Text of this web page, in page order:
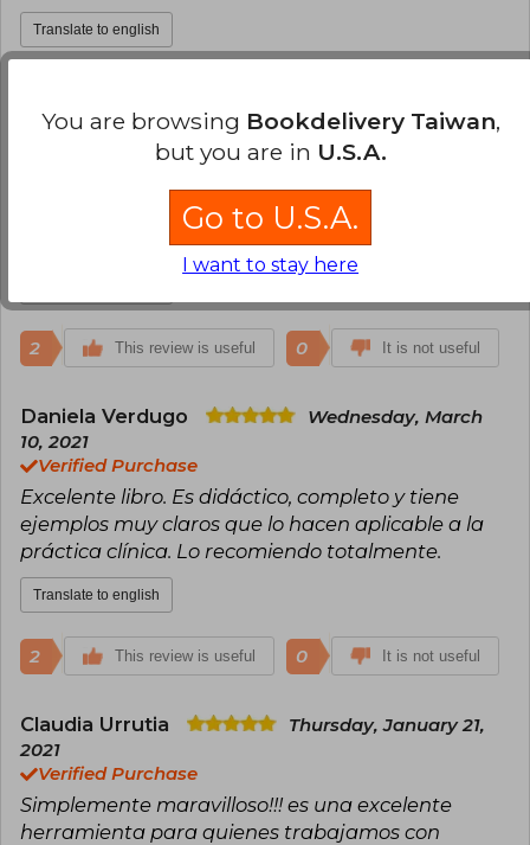
Translate to english
Thursday, March 25, 2021
Verified Purchase
Excelente libro. Explica de forma muy clara,
interesante y excelente bases teóricas.
2 This review is useful 0 It is not useful
Daniela Verdugo
Wednesday, March
10, 2021
Verified Purchase
Excelente libro. Es didáctico, completo y tiene
ejemplos muy claros que lo hacen aplicable a la
práctica clínica. Lo recomiendo totalmente.
Translate to english
2 This review is useful 0 It is not useful
Claudia Urrutia
Thursday, January 21,
2021
Verified Purchase
Simplemente maravilloso!!! es una excelente
herramienta para quienes trabajamos con
You are browsing Bookdelivery Taiwan,
but you are in U.S.A.
Go to U.S.A.
I want to stay here